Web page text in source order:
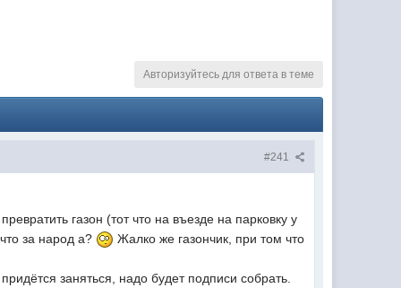
Авторизуйтесь для ответа в теме
#241
газон (тот что на въезде на парковку у
за народ а?
Жалко же газончик, при том что
заняться, надо будет подписи собрать.